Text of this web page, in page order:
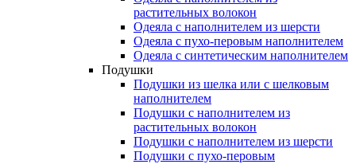
растительных волокон
Одеяла с наполнителем из шерсти
Одеяла с пухо-перовым наполнителем
Одеяла с синтетическим наполнителем
Подушки
Подушки из шелка или с шелковым
наполнителем
Подушки с наполнителем из
растительных волокон
Подушки с наполнителем из шерсти
Подушки с пухо-перовым